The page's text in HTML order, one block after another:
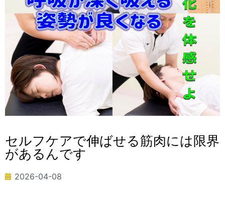
セルフケアで伸ばせる筋肉には限界
があるんです
2026-04-08